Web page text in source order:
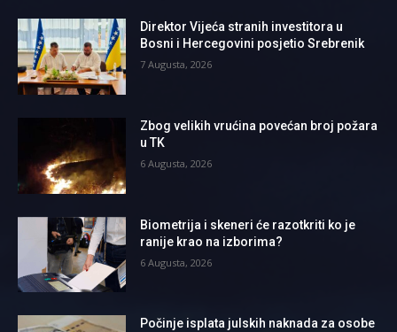
Direktor Vijeća stranih investitora u
Bosni i Hercegovini posjetio Srebrenik
7 Augusta, 2026
Zbog velikih vrućina povećan broj požara
u TK
6 Augusta, 2026
Biometrija i skeneri će razotkriti ko je
ranije krao na izborima?
6 Augusta, 2026
Počinje isplata julskih naknada za osobe